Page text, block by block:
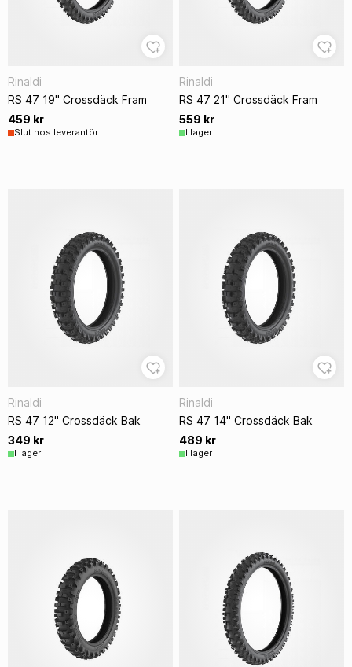
Rinaldi
RS 47 19" Crossdäck Fram
459 kr
Slut hos leverantör
Rinaldi
RS 47 21" Crossdäck Fram
559 kr
I lager
Rinaldi
RS 47 12" Crossdäck Bak
349 kr
I lager
Rinaldi
RS 47 14" Crossdäck Bak
489 kr
I lager